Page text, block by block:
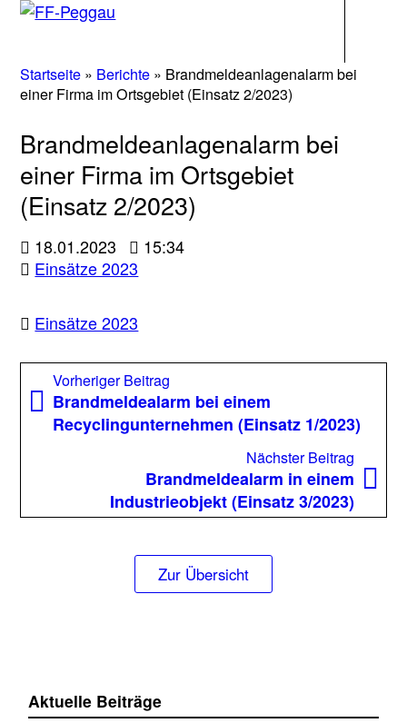
Startseite » Berichte » Brandmeldeanlagenalarm bei
einer Firma im Ortsgebiet (Einsatz 2/2023)
Brandmeldeanlagenalarm bei
einer Firma im Ortsgebiet
(Einsatz 2/2023)
18.01.2023
15:34
Einsätze 2023
Einsätze 2023
Beitragsnavigation
Vorheriger Beitrag
Beitrag:
Brandmeldealarm bei einem
Recyclingunternehmen (Einsatz 1/2023)
Nächster Beitrag
Brandmeldealarm in einem
Industrieobjekt (Einsatz 3/2023)
Zur Übersicht
Aktuelle Beiträge